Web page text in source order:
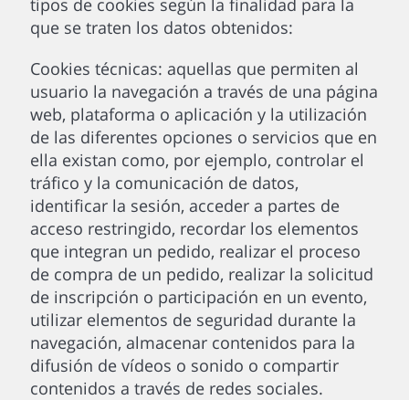
tipos de cookies según la finalidad para la
que se traten los datos obtenidos:
Cookies técnicas: aquellas que permiten al
usuario la navegación a través de una página
web, plataforma o aplicación y la utilización
de las diferentes opciones o servicios que en
ella existan como, por ejemplo, controlar el
tráfico y la comunicación de datos,
identificar la sesión, acceder a partes de
acceso restringido, recordar los elementos
que integran un pedido, realizar el proceso
de compra de un pedido, realizar la solicitud
de inscripción o participación en un evento,
utilizar elementos de seguridad durante la
navegación, almacenar contenidos para la
difusión de vídeos o sonido o compartir
contenidos a través de redes sociales.